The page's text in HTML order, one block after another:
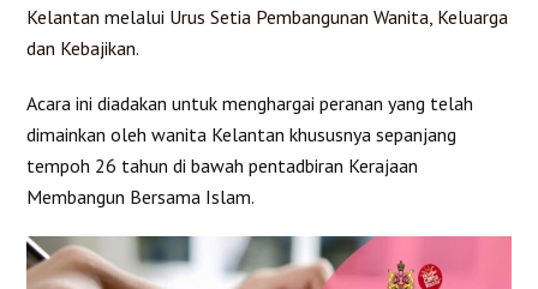
Kelantan melalui Urus Setia Pembangunan Wanita, Keluarga
dan Kebajikan.
Acara ini diadakan untuk menghargai peranan yang telah
dimainkan oleh wanita Kelantan khususnya sepanjang
tempoh 26 tahun di bawah pentadbiran Kerajaan
Membangun Bersama Islam.